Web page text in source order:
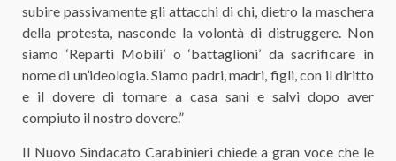
subire passivamente gli attacchi di chi, dietro la maschera
della protesta, nasconde la volontà di distruggere. Non
siamo ‘Reparti Mobili’ o ‘battaglioni’ da sacrificare in
nome di un’ideologia. Siamo padri, madri, figli, con il diritto
e il dovere di tornare a casa sani e salvi dopo aver
compiuto il nostro dovere.”
Il Nuovo Sindacato Carabinieri chiede a gran voce che le